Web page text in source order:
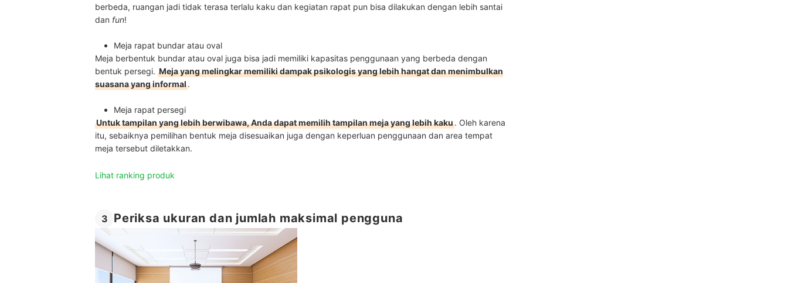
berbeda, ruangan jadi tidak terasa terlalu kaku dan kegiatan rapat pun bisa dilakukan dengan lebih santai
dan fun!
Meja rapat bundar atau oval
Meja berbentuk bundar atau oval juga bisa jadi memiliki kapasitas penggunaan yang berbeda dengan
bentuk persegi. Meja yang melingkar memiliki dampak psikologis yang lebih hangat dan menimbulkan
suasana yang informal.
Meja rapat persegi
Untuk tampilan yang lebih berwibawa, Anda dapat memilih tampilan meja yang lebih kaku. Oleh karena
itu, sebaiknya pemilihan bentuk meja disesuaikan juga dengan keperluan penggunaan dan area tempat
meja tersebut diletakkan.
Lihat ranking produk
3 Periksa ukuran dan jumlah maksimal pengguna